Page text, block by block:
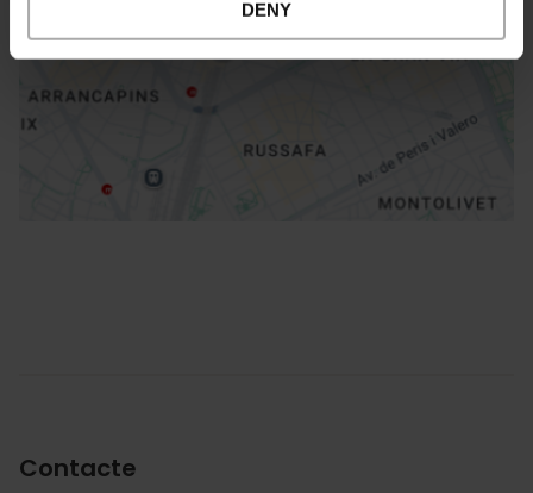
DENY
Direccions
Contacte